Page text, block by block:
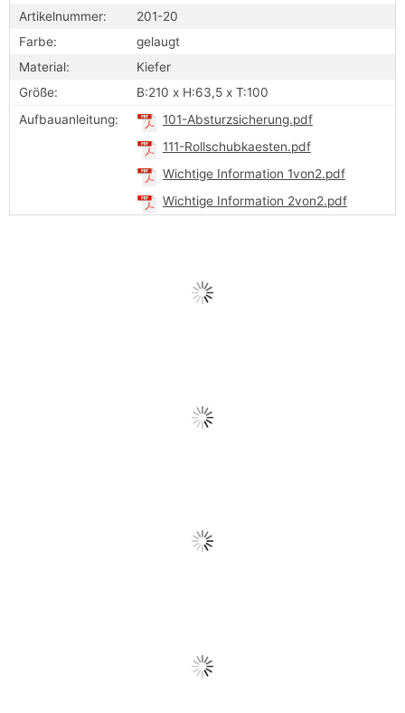
Artikelnummer:
201-20
Farbe:
gelaugt
Material:
Kiefer
Größe:
B:210 x H:63,5 x T:100
Aufbauanleitung:
101-Absturzsicherung.pdf
111-Rollschubkaesten.pdf
Wichtige Information 1von2.pdf
Wichtige Information 2von2.pdf